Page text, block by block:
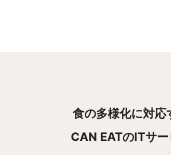
食の多様化に対応
CAN EATのITサー